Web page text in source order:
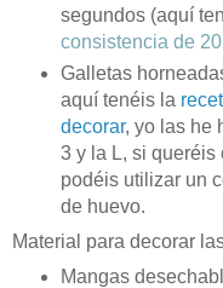
segundos (aquí
consistencia de
Galletas
aquí tenéis la
decorar, yo las he
3 y la L, si queréis
podéis utilizar un
de huevo.
Material para decorar
Mangas